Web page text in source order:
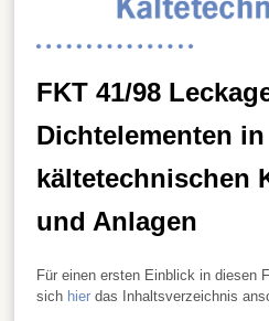
FKT 41/98
Dichtelementen in
kältetechnischen
und Anlagen
Für einen ersten Einblick in diesen
sich hier das Inhaltsverzeichnis